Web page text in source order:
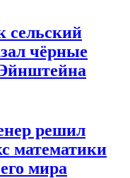
сельский
чёрные
решил
математики
мира